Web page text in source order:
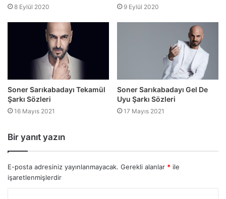
8 Eylül 2020 9 Eylül 2020
Soner Sarıkabadayı Tekamül
Şarkı Sözleri
16 Mayıs 2021
Soner Sarıkabadayı Gel De
Uyu Şarkı Sözleri
17 Mayıs 2021
Bir yanıt yazın
E-posta adresiniz yayınlanmayacak. Gerekli alanlar * ile
işaretlenmişlerdir